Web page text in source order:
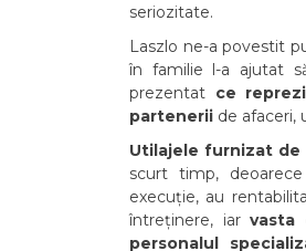
seriozitate.
Laszlo ne-a povestit
în familie l-a ajutat
prezentat ce
partenerii de afaceri,
Utilajele furnizat de
scurt timp,
execuție, au
întreținere, iarvasta
personalul